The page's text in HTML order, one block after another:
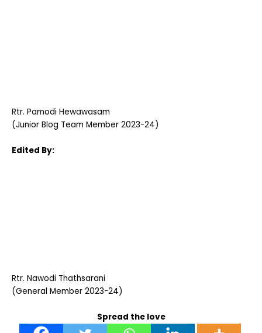
Rtr. Pamodi Hewawasam
(Junior Blog Team Member 2023-24)
Edited By:
Rtr. Nawodi Thathsarani
(General Member 2023-24)
Spread the love